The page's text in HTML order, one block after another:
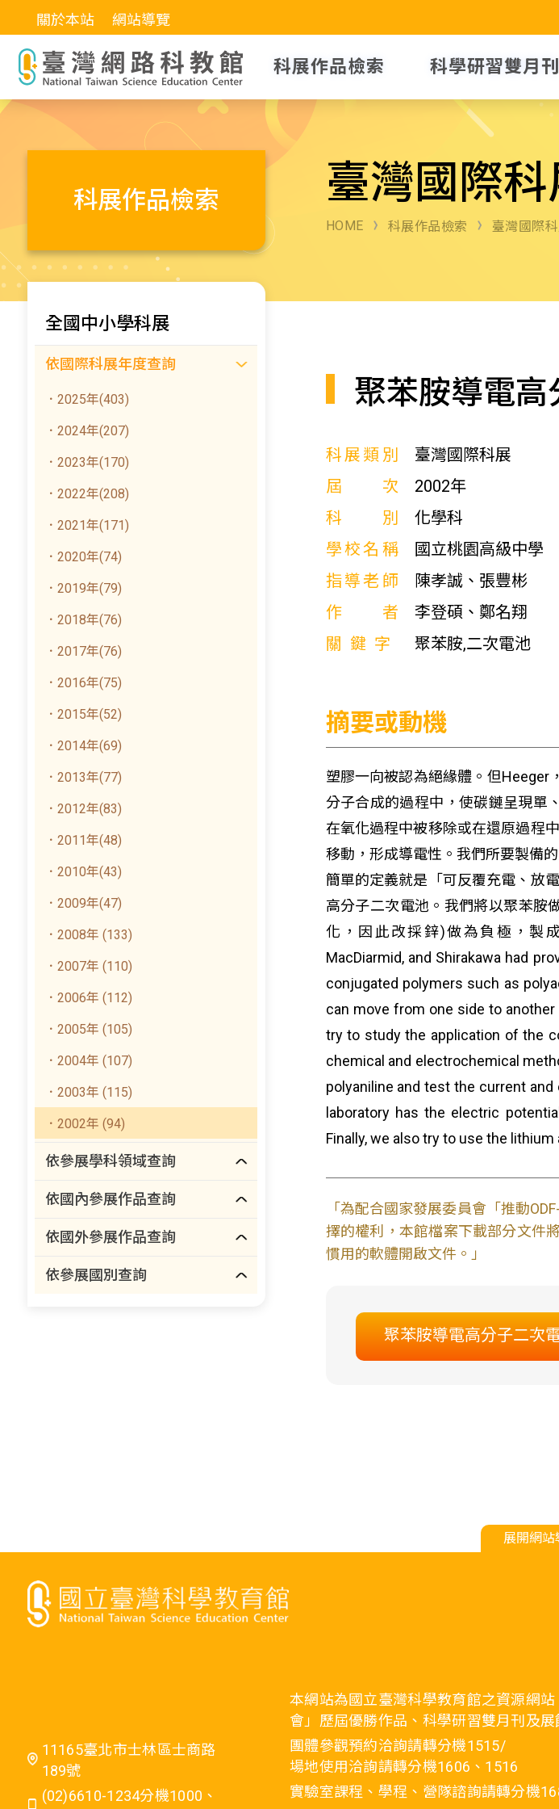
關於本站 網站導覽
科展作品檢索 科學研習雙月刊
科展作品檢索 臺灣國際
HOME 科展作品檢索 臺灣國際
全國中小學科展
依國際科展年度查詢
．2025年(403)
．2024年(207)
．2023年(170)
．2022年(208)
．2021年(171)
．2020年(74)
．2019年(79)
．2018年(76)
．2017年(76)
．2016年(75)
．2015年(52)
．2014年(69)
．2013年(77)
．2012年(83)
．2011年(48)
．2010年(43)
．2009年(47)
．2008年 (133)
．2007年 (110)
．2006年 (112)
．2005年 (105)
．2004年 (107)
．2003年 (115)
．2002年 (94)
依參展學科領域查詢
依國內參展作品查詢
依國外參展作品查詢
依參展國別查詢
聚苯胺導電
科展類別
臺灣國際科展
屆次
2002年
科別
化學科
學校名稱
國立桃園高級中學
指導老師
陳孝誠、張豐彬
作者
李登碩、鄭名翔
關鍵字
聚苯胺,二次電池
摘要或動機
塑膠一向被認為絕緣體。但Heeger
分子合成的過程中，使碳鏈呈現單
在氧化過程中被移除或在還原過程
移動，形成導電性。我們所要製備
簡單的定義就是「可反覆充電、放
高分子二次電池。我們將以聚苯胺
化，因此改採鋅)做為負極，製
MacDiarmid, and Shirakawa had
conjugated polymers such as
can move from one side to
try to study the application of the
chemical and electrochemical
polyaniline and test the current
laboratory has the electric
Finally, we also try to use the
「為配合國家發展委員會「推動
擇的權利，本館檔案下載部分文件
慣用的軟體開啟文件。」
聚苯胺導電高分子二次
展開網站
11165臺北市士林區士商路
189號
(02)6610-1234分機1000、
本網站為國立臺灣科學教育館之資源網
會」歷屆優勝作品、科學研習雙月刊及
團體參觀預約洽詢請轉分機1515/
場地使用洽詢請轉分機1606、1516
實驗室課程、學程、營隊諮詢請轉分機